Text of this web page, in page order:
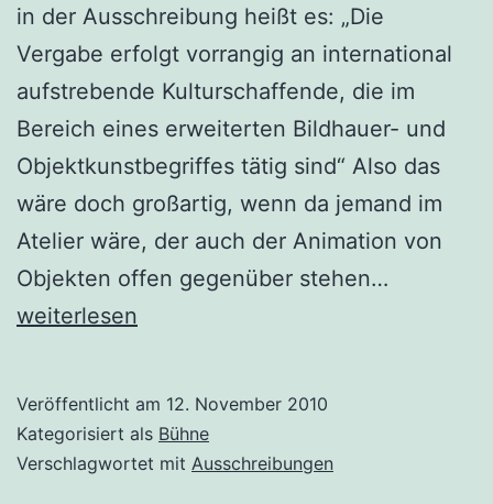
in der Ausschreibung heißt es: „Die
Vergabe erfolgt vorrangig an international
aufstrebende Kulturschaffende, die im
Bereich eines erweiterten Bildhauer- und
Objektkunstbegriffes tätig sind“ Also das
wäre doch großartig, wenn da jemand im
Atelier wäre, der auch der Animation von
Objekten offen gegenüber stehen…
weiterlesen
Veröffentlicht am 12. November 2010
Kategorisiert als Bühne
Verschlagwortet mit Ausschreibungen